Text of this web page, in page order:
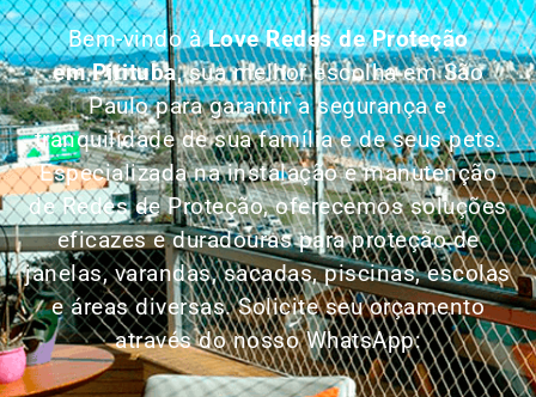
Bem-vindo àLove Redes de Proteção
em Pirituba, sua melhor escolha em São
Paulo para garantir a segurança e
tranquilidade de sua família e de seus pets.
Especializada na instalação e manutenção
de Redes de Proteção, oferecemos soluções
eficazes e duradouras para proteção de
janelas, varandas, sacadas, piscinas, escolas
e áreas diversas. Solicite seu orçamento
através do nosso WhatsApp: